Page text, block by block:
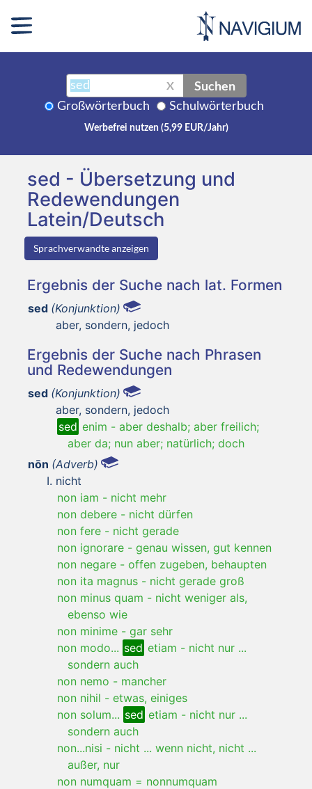
X Suchen
Großwörterbuch Schulwörterbuch
Werbefrei nutzen (5,99 EUR/Jahr)
sed - Übersetzung und
Redewendungen
Latein/Deutsch
Sprachverwandte anzeigen
Ergebnis der Suche nach lat. Formen
sed (Konjunktion)
aber, sondern, jedoch
Ergebnis der Suche nach Phrasen
und Redewendungen
sed (Konjunktion)
aber, sondern, jedoch
sed enim - aber deshalb; aber freilich;
aber da; nun aber; natürlich; doch
nōn (Adverb)
nicht
non iam - nicht mehr
non debere - nicht dürfen
non fere - nicht gerade
non ignorare - genau wissen, gut kennen
non negare - offen zugeben, behaupten
non ita magnus - nicht gerade groß
non minus quam - nicht weniger als,
ebenso wie
non minime - gar sehr
non modo... sed etiam - nicht nur ...
sondern auch
non nemo - mancher
non nihil - etwas, einiges
non solum... sed etiam - nicht nur ...
sondern auch
non...nisi - nicht ... wenn nicht, nicht ...
außer, nur
non numquam = nonnumquam